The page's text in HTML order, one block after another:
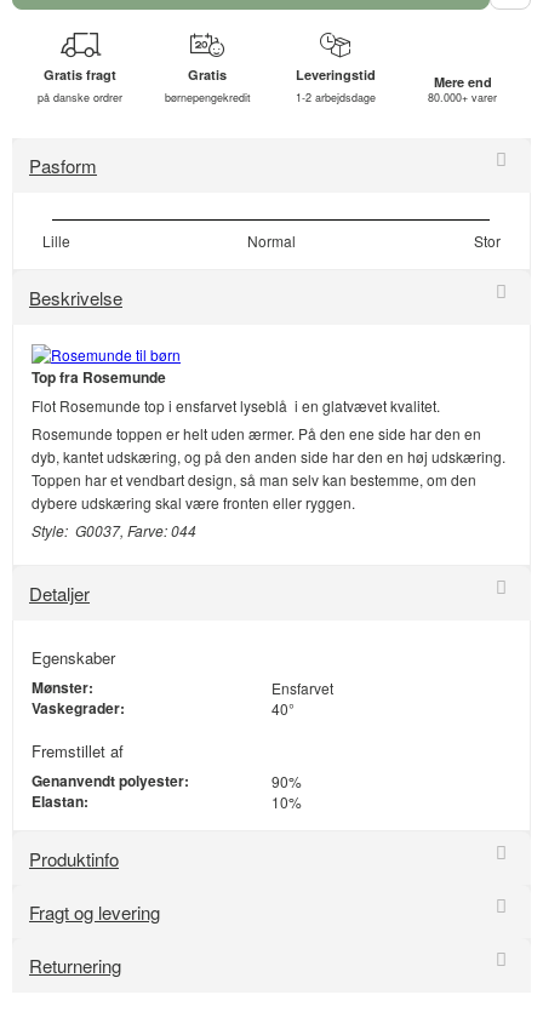
Gratis fragt
på danske ordrer
Gratis
børnepengekredit
Leveringstid
1-2 arbejdsdage
Mere end
80.000+ varer
Pasform
Lille Normal Stor
Beskrivelse
Top fra Rosemunde
Flot Rosemunde top i ensfarvet lyseblå i en glatvævet kvalitet.
Rosemunde toppen er helt uden ærmer. På den ene side har den en
dyb, kantet udskæring, og på den anden side har den en høj udskæring.
Toppen har et vendbart design, så man selv kan bestemme, om den
dybere udskæring skal være fronten eller ryggen.
Style: G0037, Farve: 044
Detaljer
Egenskaber
Mønster: Ensfarvet
Vaskegrader: 40°
Fremstillet af
Genanvendt polyester: 90%
Elastan: 10%
Produktinfo
Fragt og levering
Returnering